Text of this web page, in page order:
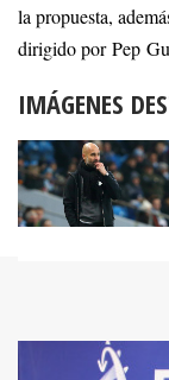
la propuesta,
dirigido por Pep
IMÁGENES